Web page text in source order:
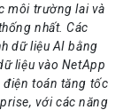
môi trường lai và
nhất. Các
dữ liệu AI bằng
liệu vào NetApp
điện toán tăng tốc
với các năng